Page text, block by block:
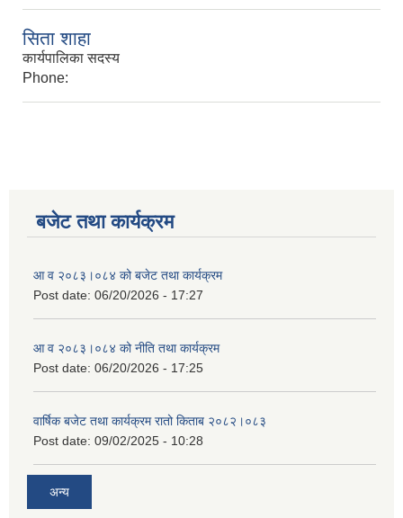
सिता शाहा
कार्यपालिका सदस्य
Phone:
बजेट तथा कार्यक्रम
आ व २०८३।०८४ को बजेट तथा कार्यक्रम
Post date: 06/20/2026 - 17:27
आ व २०८३।०८४ को नीति तथा कार्यक्रम
Post date: 06/20/2026 - 17:25
वार्षिक बजेट तथा कार्यक्रम रातो किताब २०८२।०८३
Post date: 09/02/2025 - 10:28
अन्य